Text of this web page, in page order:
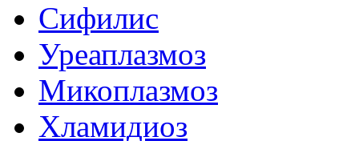
Сифилис
Уреаплазмоз
Микоплазмоз
Хламидиоз